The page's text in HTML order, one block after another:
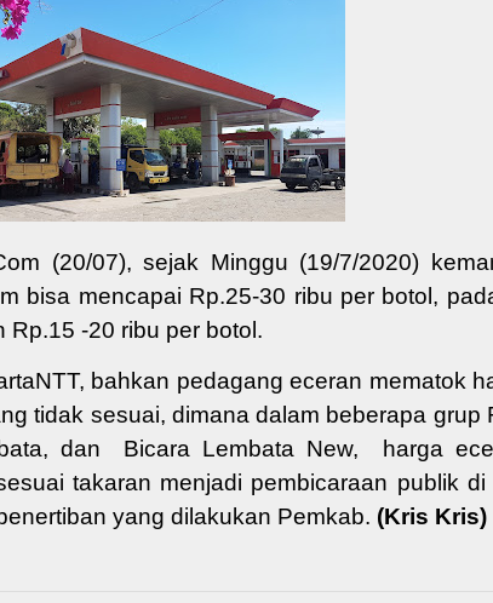
(20/07), sejak Minggu (19/7/2020)
bisa mencapai Rp.25-30 ribu per botol,
Rp.15 -20 ribu per botol.
bahkan pedagang eceran mematok
tidak sesuai, dimana dalam beberapa grup
dan Bicara Lembata New, harga
takaran menjadi pembicaraan publik di
yang dilakukan Pemkab. (Kris Kris)